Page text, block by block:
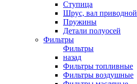
Ступица
Шрус, вал приводной
Пружины
Детали полуосей
Фильтры
Фильтры
назад
Фильтры топливные
Фильтры воздушные